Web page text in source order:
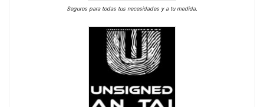
Seguros para todas tus necesidades y a tu medida.